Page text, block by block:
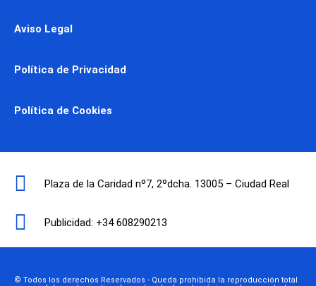
Aviso Legal
Política de Privacidad
Política de Cookies
Plaza de la Caridad nº7, 2ºdcha. 13005 – Ciudad Real
Publicidad: +34 608290213
© Todos los derechos Reservados - Queda prohibida la reproducción total